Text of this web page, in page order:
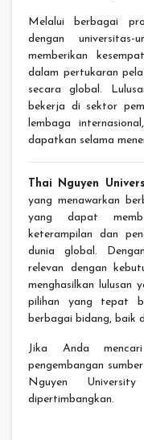
Melalui berbagai
dengan
memberikan
dalam pertukaran
secara global.
bekerja di sektor
lembaga
dapatkan selama
Thai Nguyen
yang menawarkan
yang dapat
keterampilan dan
dunia global.
relevan dengan
menghasilkan lulusan
pilihan yang tepat
berbagai bidang, baik
Jika Anda
pengembangan
Nguyen
dipertimbangkan.